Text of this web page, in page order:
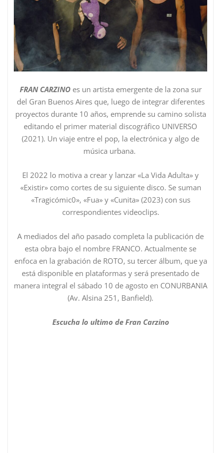
FRAN CARZINOes un artista emergente de la zona sur
del Gran Buenos Aires que, luego de integrar diferentes
proyectos durante 10 años, emprende su camino solista
editando el primer material discográfico UNIVERSO
(2021). Un viaje entre el pop, la electrónica y algo de
música urbana.
El 2022 lo motiva a crear y lanzar «La Vida Adulta» y
«Existir» como cortes de su siguiente disco. Se suman
«Tragicómic0», «Fua» y «Cunita» (2023) con sus
correspondientes videoclips.
A mediados del año pasado completa la publicación de
esta obra bajo el nombre FRANCO. Actualmente se
enfoca en la grabación de ROTO, su tercer álbum, que ya
está disponible en plataformas y será presentado de
manera integral el sábado 10 de agosto en CONURBANIA
(Av. Alsina 251, Banfield).
Escucha lo ultimo de Fran Carzino